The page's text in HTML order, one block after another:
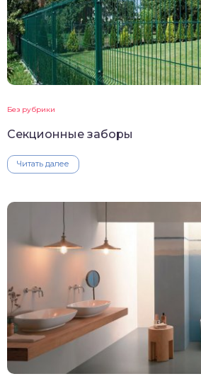
Без рубрики
Секционные заборы
Читать далее